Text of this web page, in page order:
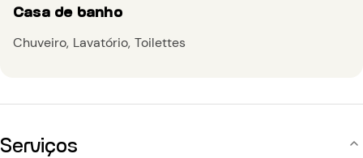
Casa de banho
Chuveiro Lavatório Toilettes
Serviços